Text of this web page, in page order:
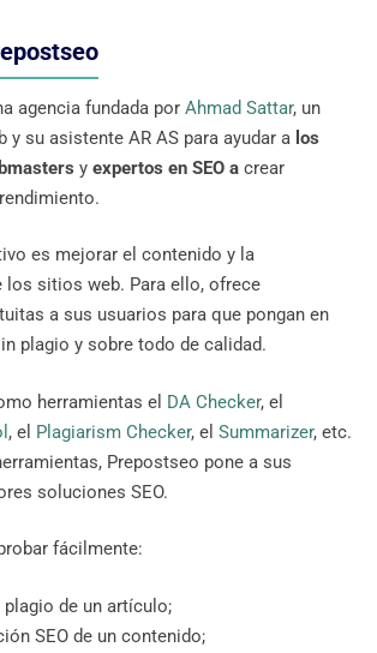
agencia fundada por Ahmad Sattar, un
y su asistente AR AS para ayudar a los
y expertos en SEO a crear
es mejorar el contenido y la
los sitios web. Para ello, ofrece
a sus usuarios para que pongan en
plagio y sobre todo de calidad.
herramientas el DA Checker, el
, el Plagiarism Checker, el Summarizer, etc.
Prepostseo pone a sus
soluciones SEO.
fácilmente:
plagio de un artículo;
SEO de un contenido;